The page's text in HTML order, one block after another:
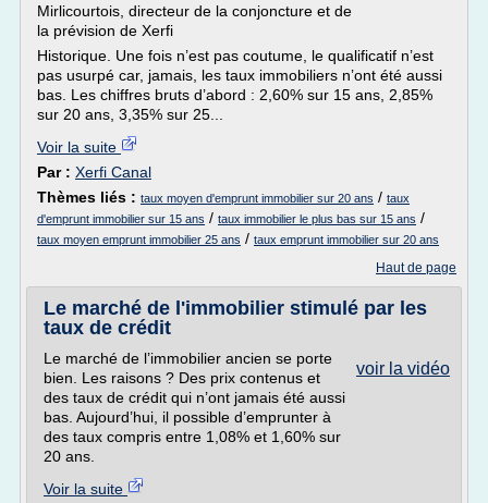
Mirlicourtois, directeur de la conjoncture et de
la prévision de Xerfi
Historique. Une fois n’est pas coutume, le qualificatif n’est
pas usurpé car, jamais, les taux immobiliers n’ont été aussi
bas. Les chiffres bruts d’abord : 2,60% sur 15 ans, 2,85%
sur 20 ans, 3,35% sur 25...
Voir la suite
Par : Xerfi Canal
Thèmes liés : taux moyen d'emprunt immobilier sur 20 ans / taux
d'emprunt immobilier sur 15 ans / taux immobilier le plus bas sur 15 ans /
taux moyen emprunt immobilier 25 ans / taux emprunt immobilier sur 20 ans
Haut de page
Le marché de l'immobilier stimulé par les
taux de crédit
voir la vidéo
Le marché de l’immobilier ancien se porte
bien. Les raisons ? Des prix contenus et
des taux de crédit qui n’ont jamais été aussi
bas. Aujourd’hui, il possible d’emprunter à
des taux compris entre 1,08% et 1,60% sur
20 ans.
Voir la suite